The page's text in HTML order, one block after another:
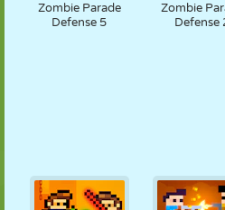
Zombie Parade
Defense 5
Zombie
Defense